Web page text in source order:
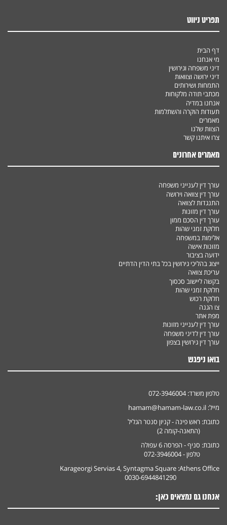
תפריט ניווט
דף הבית
מי אנחנו
דיני משפחה וגירושין
דיני ירושה וצוואות
התמחות ושירותים
מכתבי תודה מלקוחות
אנחנו במדיה
תעודות הוקרה והשתלמות
מאמרים
הצוות שלנו
צרו איתנו קשר
מאמרים אחרונים
עורך דין לענייני משפחה
עורך דין צוואה וירושה
התנגדות לצוואה
עורך דין מזונות
עורך דין הסכם ממון
חלוקת זמני שהות
אלימות במשפחה
מזונות אישה
ידועה בציבור
ייצוג בהליכי גירושין בכל בתי הדין הדתיים
עריכת צוואה
בקשה ליישוב סכסוך
חלוקת זמני שהות
חלוקת רכוש
צו הגנה
מפת אתר
עורך דין לענייני מזונות
עורך דין לדיני משפחה
עורך דין גירושין בצפון
בואו ניפגש
טלפון משרד: 072-3946004
מייל: hamam@hamam-law.co.il
כתובת: ראש פינה - קניון סנטר הגליל
(התאנה-קומה 2)
כתובת: סניף - הפרסה 6 עפולה
טלפון - 072-3946004
Athens Office:
Karageorgi Servias 4, Syntagma Square
0030-6944841290
אנחנו גם נמצאים כאן: